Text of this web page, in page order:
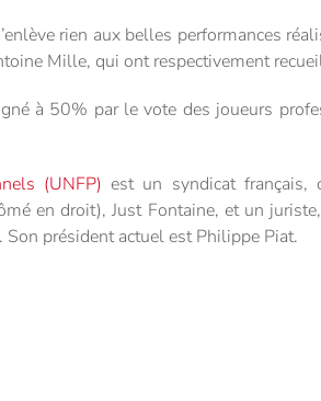
rien aux belles performances
Mille, qui ont respectivement
à 50% par le vote des joueurs
(UNFP)est un syndicat
en droit), Just Fontaine, et un
président actuel est Philippe Piat.